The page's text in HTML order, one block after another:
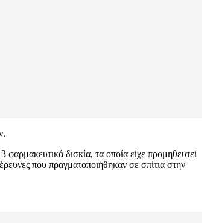
δισκία, τα οποία είχε προμηθευτεί
που πραγματοποιήθηκαν σε σπίτια στην